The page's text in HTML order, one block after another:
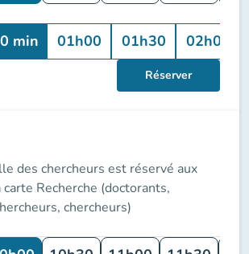
min 01h00 01h30 02h00
Réserver
des chercheurs est réservé aux
Recherche (doctorants,
chercheurs)